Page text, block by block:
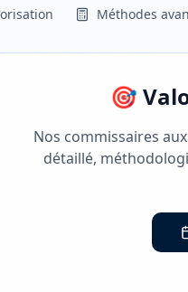
Méthodes
🎯
Nos commissaires
détaillé,